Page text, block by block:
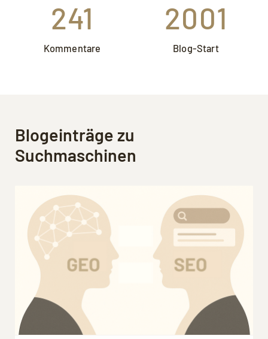
241
Kommentare
2001
Blog-Start
Blogeinträge zu
Suchmaschinen